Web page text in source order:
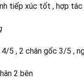
tiếp xúc tốt , hợp tác
5 , 2 chân gốc 3/5 ,
2 bên